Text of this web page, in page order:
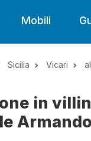
Mobili
Sicilia Vicari
in